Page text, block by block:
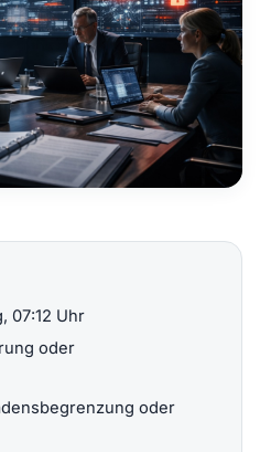
07:12 Uhr
oder
oder